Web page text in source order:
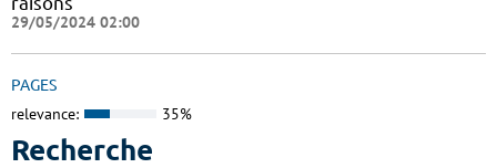
29/05/2024 02:00
PAGES
relevance: 35%
Recherche